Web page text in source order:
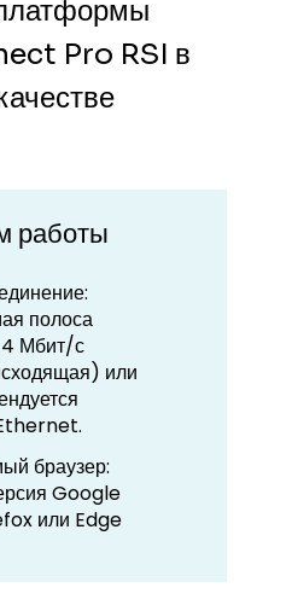
Pro RSI в
работы
полоса
4 Мбит/с
или
браузер:
Google
или Edge